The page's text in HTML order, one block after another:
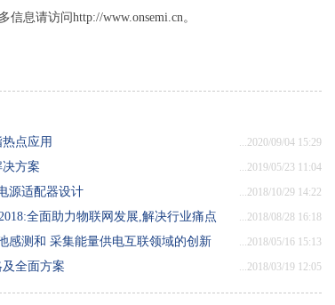
息请访问http://www.onsemi.cn。
...2020/09/04 15:29
点应用
...2019/05/23 11:04
方案
...2018/10/29 14:22
源适配器设计
...2018/08/28 16:18
全面助力物联网发展,解决行业痛点
...2018/05/16 15:13
感测和 采集能量供电互联领域的创新
...2018/03/19 12:05
全面方案